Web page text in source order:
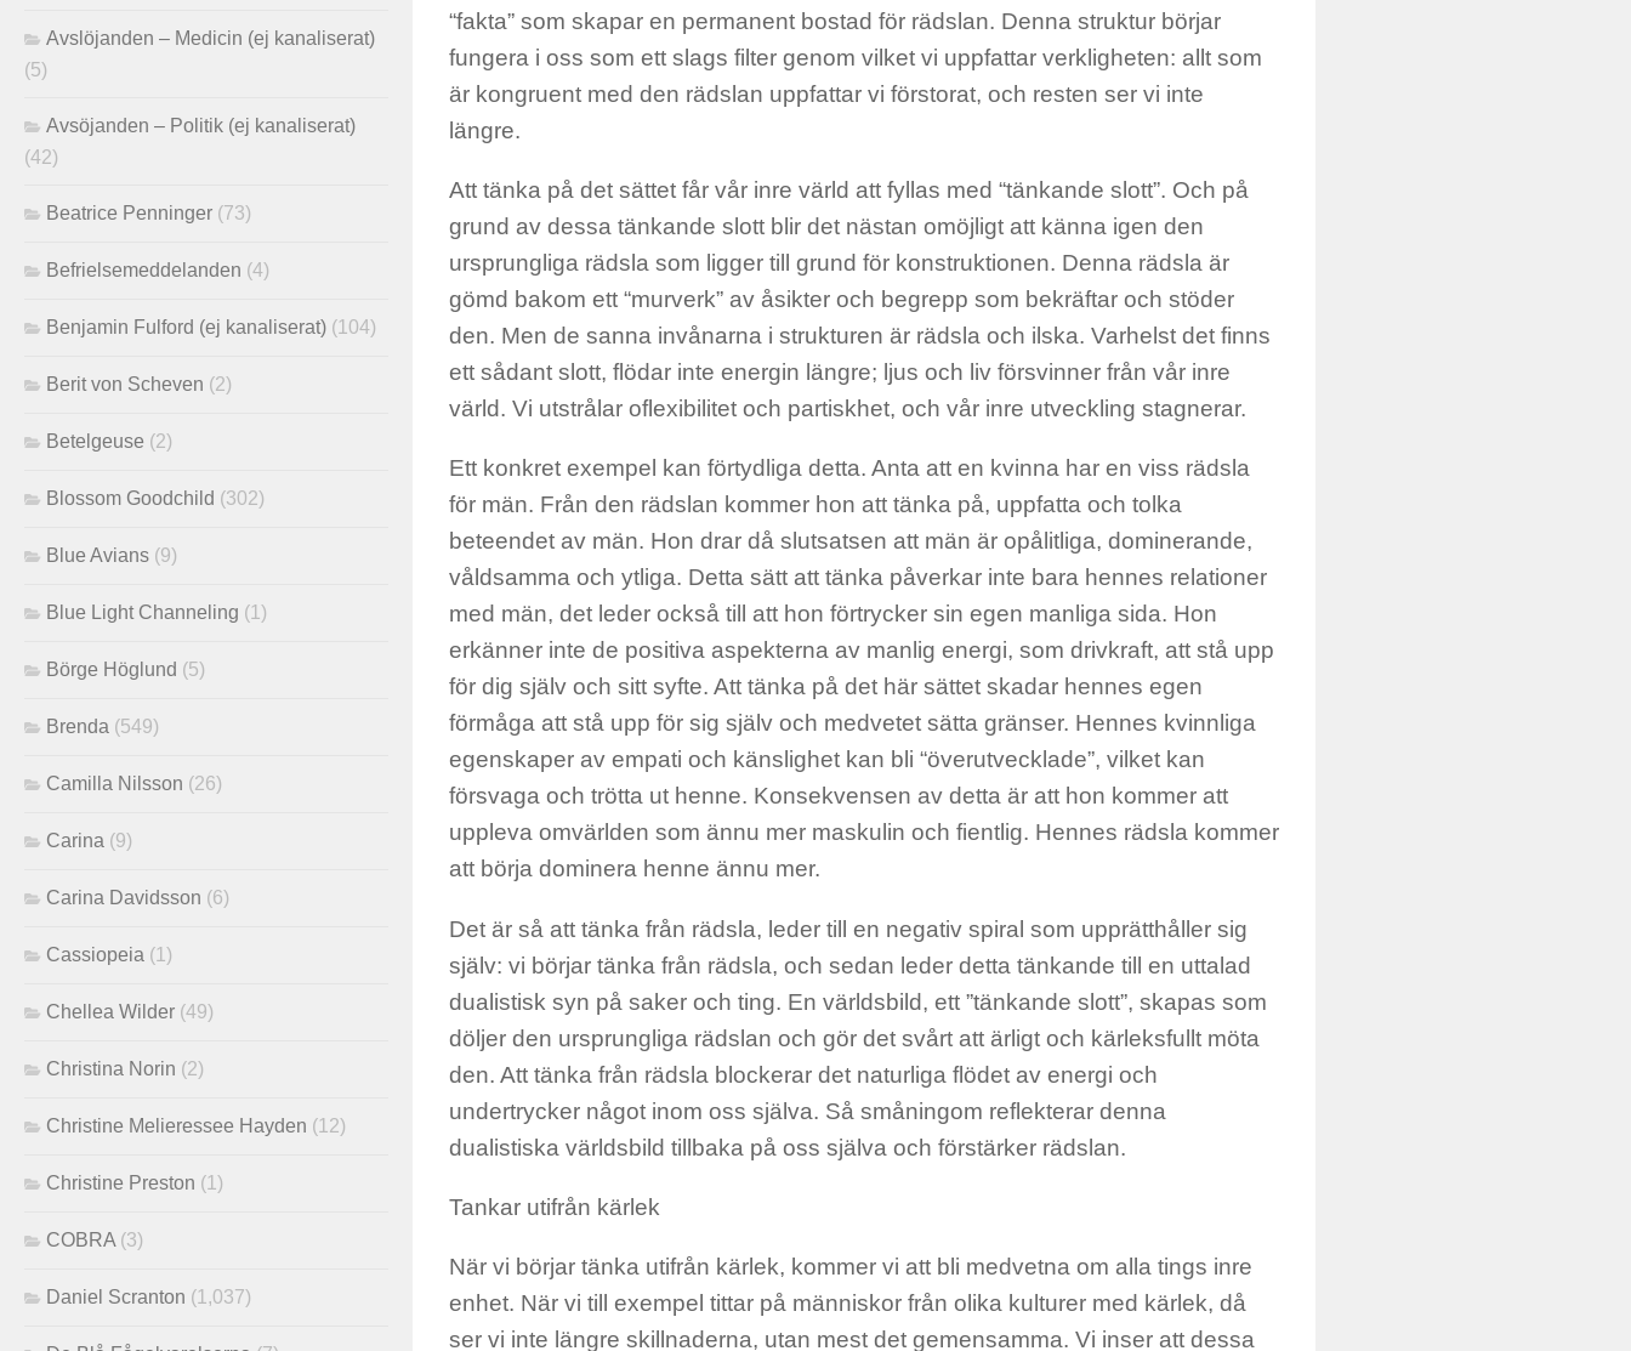
“fakta” som skapar en permanent bostad för rädslan. Denna struktur börjar
fungera i oss som ett slags filter genom vilket vi uppfattar verkligheten: allt som
är kongruent med den rädslan uppfattar vi förstorat, och resten ser vi inte
längre.
Att tänka på det sättet får vår inre värld att fyllas med “tänkande slott”. Och på
grund av dessa tänkande slott blir det nästan omöjligt att känna igen den
ursprungliga rädsla som ligger till grund för konstruktionen. Denna rädsla är
gömd bakom ett “murverk” av åsikter och begrepp som bekräftar och stöder
den. Men de sanna invånarna i strukturen är rädsla och ilska. Varhelst det finns
ett sådant slott, flödar inte energin längre; ljus och liv försvinner från vår inre
värld. Vi utstrålar oflexibilitet och partiskhet, och vår inre utveckling stagnerar.
Ett konkret exempel kan förtydliga detta. Anta att en kvinna har en viss rädsla
för män. Från den rädslan kommer hon att tänka på, uppfatta och tolka
beteendet av män. Hon drar då slutsatsen att män är opålitliga, dominerande,
våldsamma och ytliga. Detta sätt att tänka påverkar inte bara hennes relationer
med män, det leder också till att hon förtrycker sin egen manliga sida. Hon
erkänner inte de positiva aspekterna av manlig energi, som drivkraft, att stå upp
för dig själv och sitt syfte. Att tänka på det här sättet skadar hennes egen
förmåga att stå upp för sig själv och medvetet sätta gränser. Hennes kvinnliga
egenskaper av empati och känslighet kan bli “överutvecklade”, vilket kan
försvaga och trötta ut henne. Konsekvensen av detta är att hon kommer att
uppleva omvärlden som ännu mer maskulin och fientlig. Hennes rädsla kommer
att börja dominera henne ännu mer.
Det är så att tänka från rädsla, leder till en negativ spiral som upprätthåller sig
själv: vi börjar tänka från rädsla, och sedan leder detta tänkande till en uttalad
dualistisk syn på saker och ting. En världsbild, ett ”tänkande slott”, skapas som
döljer den ursprungliga rädslan och gör det svårt att ärligt och kärleksfullt möta
den. Att tänka från rädsla blockerar det naturliga flödet av energi och
undertrycker något inom oss själva. Så småningom reflekterar denna
dualistiska världsbild tillbaka på oss själva och förstärker rädslan.
Tankar utifrån kärlek
När vi börjar tänka utifrån kärlek, kommer vi att bli medvetna om alla tings inre
enhet. När vi till exempel tittar på människor från olika kulturer med kärlek, då
ser vi inte längre skillnaderna, utan mest det gemensamma. Vi inser att dessa
Avslöjanden – Medicin (ej kanaliserat)
(5)
Avsöjanden – Politik (ej kanaliserat)
(42)
Beatrice Penninger (73)
Befrielsemeddelanden (4)
Benjamin Fulford (ej kanaliserat) (104)
Berit von Scheven (2)
Betelgeuse (2)
Blossom Goodchild (302)
Blue Avians (9)
Blue Light Channeling (1)
Börge Höglund (5)
Brenda (549)
Camilla Nilsson (26)
Carina (9)
Carina Davidsson (6)
Cassiopeia (1)
Chellea Wilder (49)
Christina Norin (2)
Christine Melieressee Hayden (12)
Christine Preston (1)
COBRA (3)
Daniel Scranton (1,037)